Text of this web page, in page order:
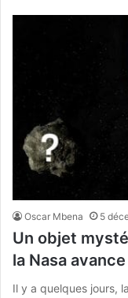
Oscar Mbena 5
Un objet
la Nasa
Il y a quelques jours,